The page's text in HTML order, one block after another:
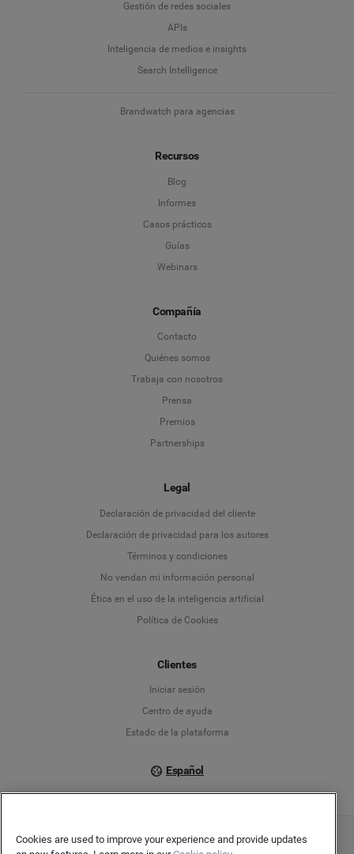
Gestión de redes sociales
APIs
Inteligencia de medios e insights
Search Intelligence
Brandwatch para agencias
Recursos
Blog
Informes
Casos prácticos
Guías
Webinars
Compañía
Contacto
Quiénes somos
Trabaja con nosotros
Prensa
Premios
Partnerships
Legal
Declaración de privacidad del cliente
Declaración de privacidad para los autores
Términos y condiciones
No vendan mi información personal
Ética en el uso de la inteligencia artificial
Política de Cookies
Clientes
Iniciar sesión
Centro de ayuda
Estado de la plataforma
Español
Copyright © 2026 Brandwatch. Todos los derechos reservados. Cision Group Ltd, 7th
Cookies are used to improve your experience and provide updates